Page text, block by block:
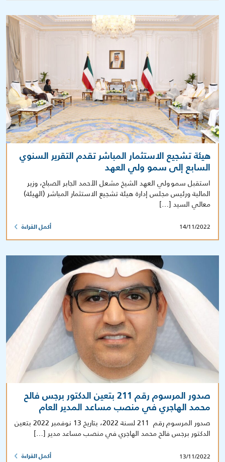
هيئة تشجيع الاستثمار المباشر تقدم التقرير السنوي
السابع إلى سمو ولي العهد
استقبل سمو ولي العهد الشيخ مشعل الأحمد الجابر الصباح، وزير
المالية ورئيس مجلس إدارة هيئة تشجيع الاستثمار المباشر (الهيئة)
معالي السيد […]
14/11/2022 أكمل القراءة
صدور المرسوم رقم 211 بتعين الدكتور برجس فالح
محمد الهاجري في منصب مساعد المدير العام
صدور المرسوم رقم 211 لسنة 2022، بتاريخ 13 نوفمبر 2022 بتعين
الدكتور برجس فالح محمد الهاجري في منصب مساعد مدير […]
13/11/2022 أكمل القراءة